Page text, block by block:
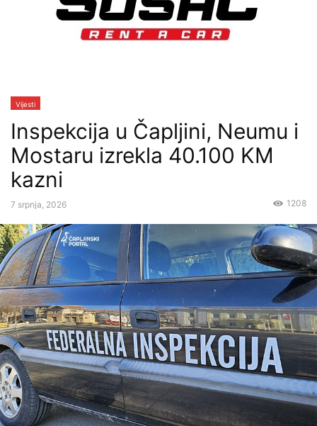
Vijesti
Inspekcija u Čapljini, Neumu i
Mostaru izrekla 40.100 KM
kazni
7 srpnja, 2026 1208